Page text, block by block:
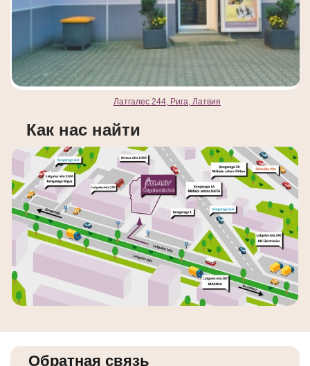
Латгалес 244, Рига, Латвия
Как нас найти
Обратная связь